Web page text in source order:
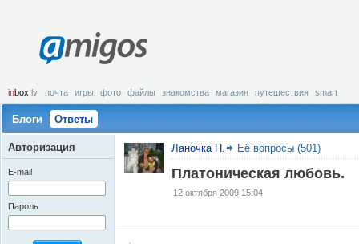
amigos
inbox .lv почта игры фото файлы знакомства магазин путешествия smart
Блоги Ответы
Ланочка П. Её вопросы (501)
Платоническая любовь.
12 октября 2009 15:04
Авторизация
E-mail
Пароль